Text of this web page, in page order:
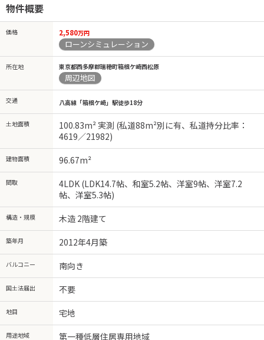
物件概要
価格 2,580万円
ローンシミュレーション
所在地 東京都西多摩郡瑞穂町箱根ケ崎西松原
周辺地図
交通 八高線「箱根ケ崎」駅徒歩18分
土地面積
100.83m² 実測 (私道88m²別に有、私道持分比率：
4619／21982)
建物面積 96.67m²
間取
4LDK (LDK14.7帖、和室5.2帖、洋室9帖、洋室7.2
帖、洋室5.3帖)
構造・規模 木造 2階建て
築年月 2012年4月築
バルコニー 南向き
国土法届出 不要
地目 宅地
用途地域 第一種低層住居専用地域